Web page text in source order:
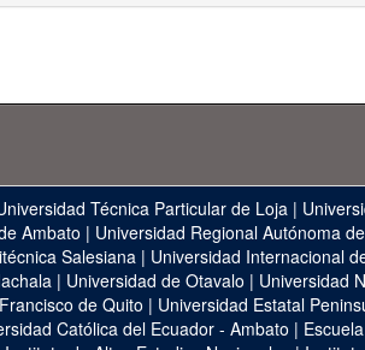
Técnica Particular de Loja |
Ambato | Universidad Regional Autónoma
Salesiana| Universidad Internacional
| Universidad de Otavalo | Universidad
de Quito | Universidad Estatal
Católica del Ecuador - Ambato |